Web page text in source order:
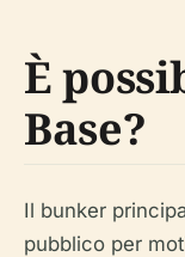
È
Base?
Il bunker
pubblico per